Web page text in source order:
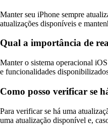
Manter seu iPhone sempre
atualizações disponíveis e
Qual a importância de
Manter o sistema operacional
e funcionalidades
Como posso verificar se
Para verificar se há uma
uma atualização disponível e,